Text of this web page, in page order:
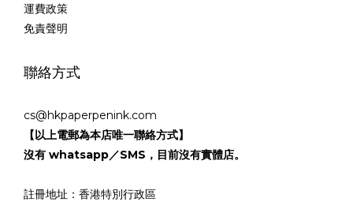
運費政策
免責聲明
聯絡方式
cs@hkpaperpenink.com
【以上電郵為本店唯一聯絡方式】
沒有 whatsapp／SMS，目前沒有實體店。
註冊地址：香港特別行政區